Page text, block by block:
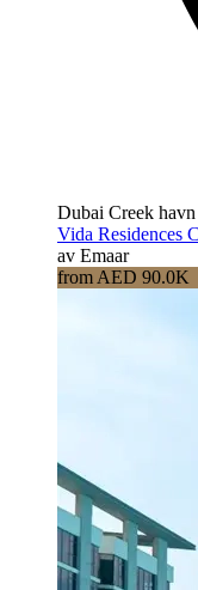
Dubai Creek havn
Vida Residences
av Emaar
from AED 90.0K